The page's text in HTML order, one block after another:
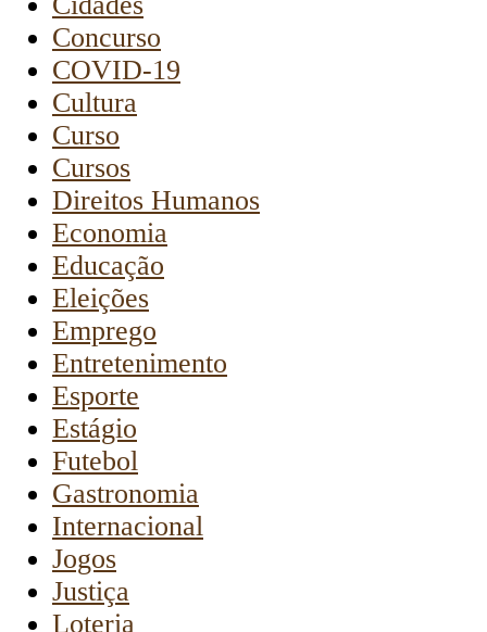
Concurso
COVID-19
Cultura
Curso
Cursos
Direitos Humanos
Economia
Educação
Eleições
Emprego
Entretenimento
Esporte
Estágio
Futebol
Gastronomia
Internacional
Jogos
Justiça
Loteria